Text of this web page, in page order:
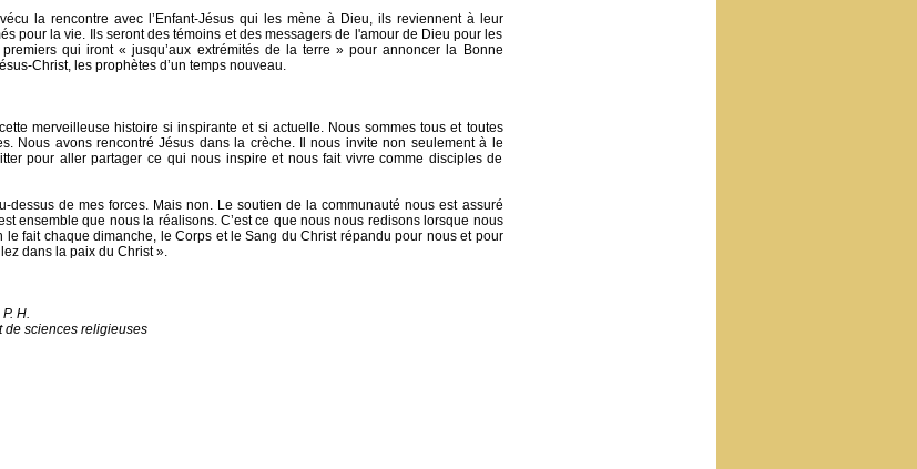
la rencontre avec l’Enfant-Jésus qui les mène à Dieu, ils reviennent à leur
pour la vie. Ils seront des témoins et des messagers de l'amour de Dieu pour les
qui iront « jusqu’aux extrémités de la terre » pour annoncer la Bonne
Christ, les prophètes d’un temps nouveau.
merveilleuse histoire si inspirante et si actuelle. Nous sommes tous et toutes
Nous avons rencontré Jésus dans la crèche. Il nous invite non seulement à le
pour aller partager ce qui nous inspire et nous fait vivre comme disciples de
dessus de mes forces. Mais non. Le soutien de la communauté nous est assuré
ensemble que nous la réalisons. C’est ce que nous nous redisons lorsque nous
le fait chaque dimanche, le Corps et le Sang du Christ répandu pour nous et pour
dans la paix du Christ ».
H.
de sciences religieuses